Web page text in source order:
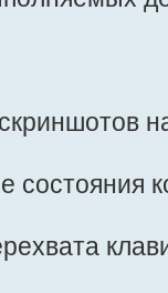
состояния